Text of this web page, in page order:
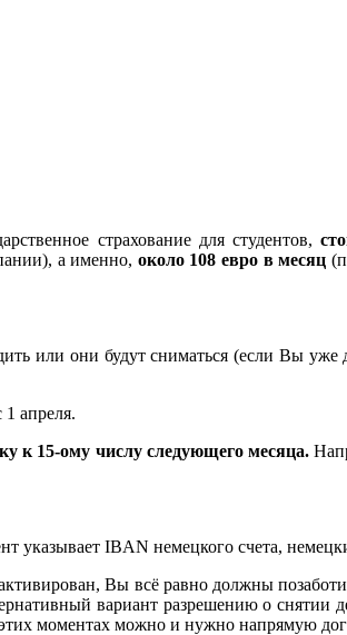
страхование для студентов,
а именно, около 108 евро в месяц
или они будут сниматься (если Вы уже
апреля.
к 15-ому числу следующего месяца.
указывает IBAN немецкого счета,
Вы всё равно должны
вариант разрешению о
моментах можно и нужно напрямую